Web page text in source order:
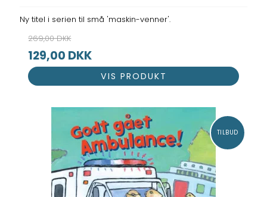
Ny titel i serien til små 'maskin-venner'.
269,00 DKK
129,00 DKK
VIS PRODUKT
TILBUD